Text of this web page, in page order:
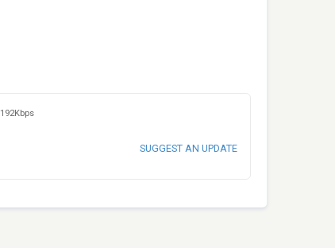
192Kbps
SUGGEST AN UPDATE